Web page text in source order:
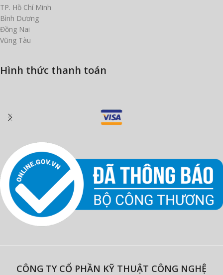
TP. Hồ Chí Minh
Bình Dương
Đồng Nai
Vũng Tàu
Hình thức thanh toán
CÔNG TY CỔ PHẦN KỸ THUẬT CÔNG NGHỆ